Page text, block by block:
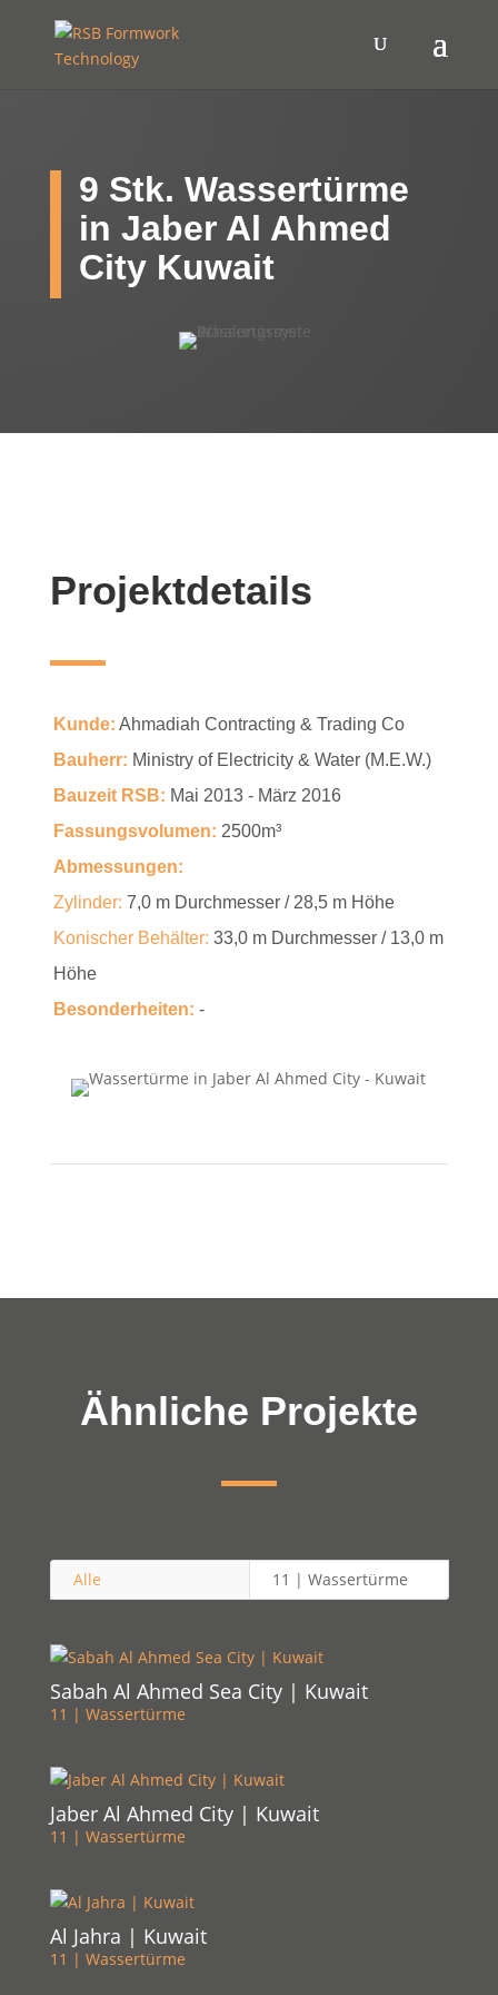
9 Stk. Wassertürme
in Jaber Al Ahmed
City Kuwait
Projektdetails
Kunde: Ahmadiah Contracting & Trading Co
Bauherr: Ministry of Electricity & Water (M.E.W.)
Bauzeit RSB: Mai 2013 - März 2016
Fassungsvolumen: 2500m³
Abmessungen:
Zylinder: 7,0 m Durchmesser / 28,5 m Höhe
Konischer Behälter: 33,0 m Durchmesser / 13,0 m
Höhe
Besonderheiten: -
Ähnliche Projekte
Alle 11 | Wassertürme
Sabah Al Ahmed Sea City | Kuwait
11 | Wassertürme
Jaber Al Ahmed City | Kuwait
11 | Wassertürme
Al Jahra | Kuwait
11 | Wassertürme